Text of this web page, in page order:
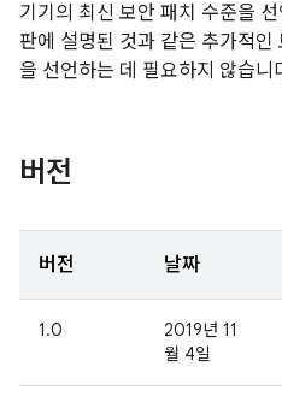
기기의 최신 보안 패치 수준을
판에 설명된 것과 같은 추가적
을 선언하는 데 필요하지 않습니
버전
버전 날짜
1.0
2019년 11
월 4일